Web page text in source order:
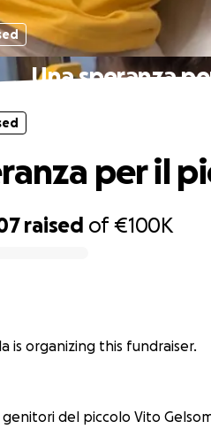
Una speranza
raised of€100K
per il
is organizing this fundraiser.
genitori del piccolo Vito